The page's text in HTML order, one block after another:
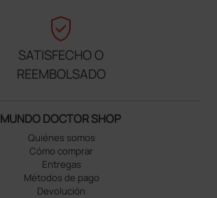
verified_user
SATISFECHO O
REEMBOLSADO
MUNDO DOCTOR SHOP
Quiénes somos
Cómo comprar
Entregas
Métodos de pago
Devolución